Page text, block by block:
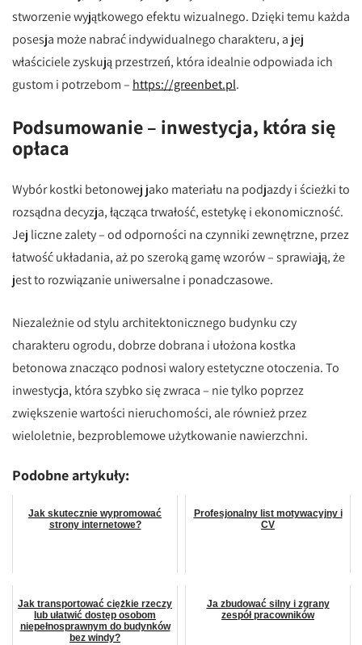
stworzenie wyjątkowego efektu wizualnego. Dzięki temu każda
posesja może nabrać indywidualnego charakteru, a jej
właściciele zyskują przestrzeń, która idealnie odpowiada ich
gustom i potrzebom – https://greenbet.pl.
Podsumowanie – inwestycja, która się
opłaca
Wybór kostki betonowej jako materiału na podjazdy i ścieżki to
rozsądna decyzja, łącząca trwałość, estetykę i ekonomiczność.
Jej liczne zalety – od odporności na czynniki zewnętrzne, przez
łatwość układania, aż po szeroką gamę wzorów – sprawiają, że
jest to rozwiązanie uniwersalne i ponadczasowe.
Niezależnie od stylu architektonicznego budynku czy
charakteru ogrodu, dobrze dobrana i ułożona kostka
betonowa znacząco podnosi walory estetyczne otoczenia. To
inwestycja, która szybko się zwraca – nie tylko poprzez
zwiększenie wartości nieruchomości, ale również przez
wieloletnie, bezproblemowe użytkowanie nawierzchni.
Podobne artykuły:
Jak skutecznie wypromować
strony internetowe?
Profesjonalny list motywacyjny i
CV
Jak transportować ciężkie rzeczy
lub ułatwić dostęp osobom
niepełnosprawnym do budynków
bez windy?
Ja zbudować silny i zgrany
zespół pracowników